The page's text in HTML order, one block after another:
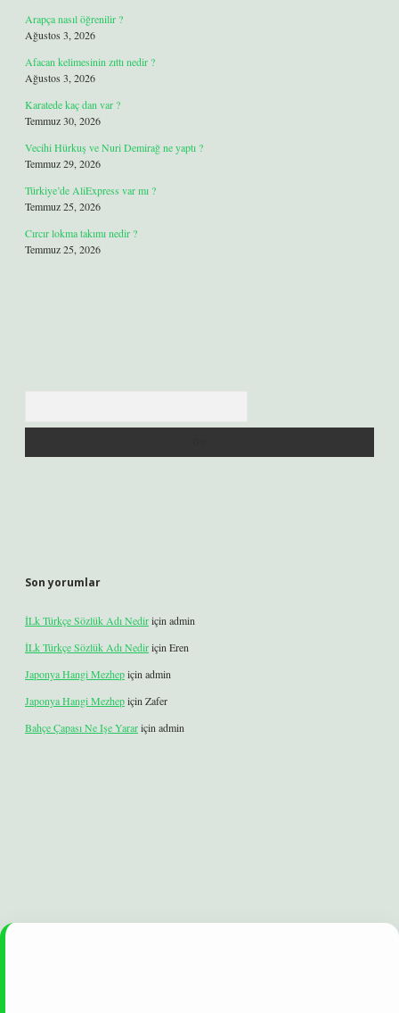
Arapça nasıl öğrenilir ?
Ağustos 3, 2026
Afacan kelimesinin zıttı nedir ?
Ağustos 3, 2026
Karatede kaç dan var ?
Temmuz 30, 2026
Vecihi Hürkuş ve Nuri Demirağ ne yaptı ?
Temmuz 29, 2026
Türkiye’de AliExpress var mı ?
Temmuz 25, 2026
Cırcır lokma takımı nedir ?
Temmuz 25, 2026
Son yorumlar
İLk Türkçe Sözlük Adı Nediriçin admin
İLk Türkçe Sözlük Adı Nediriçin Eren
Japonya Hangi Mezhepiçin admin
Japonya Hangi Mezhepiçin Zafer
Bahçe Çapası Ne Işe Yarariçin admin